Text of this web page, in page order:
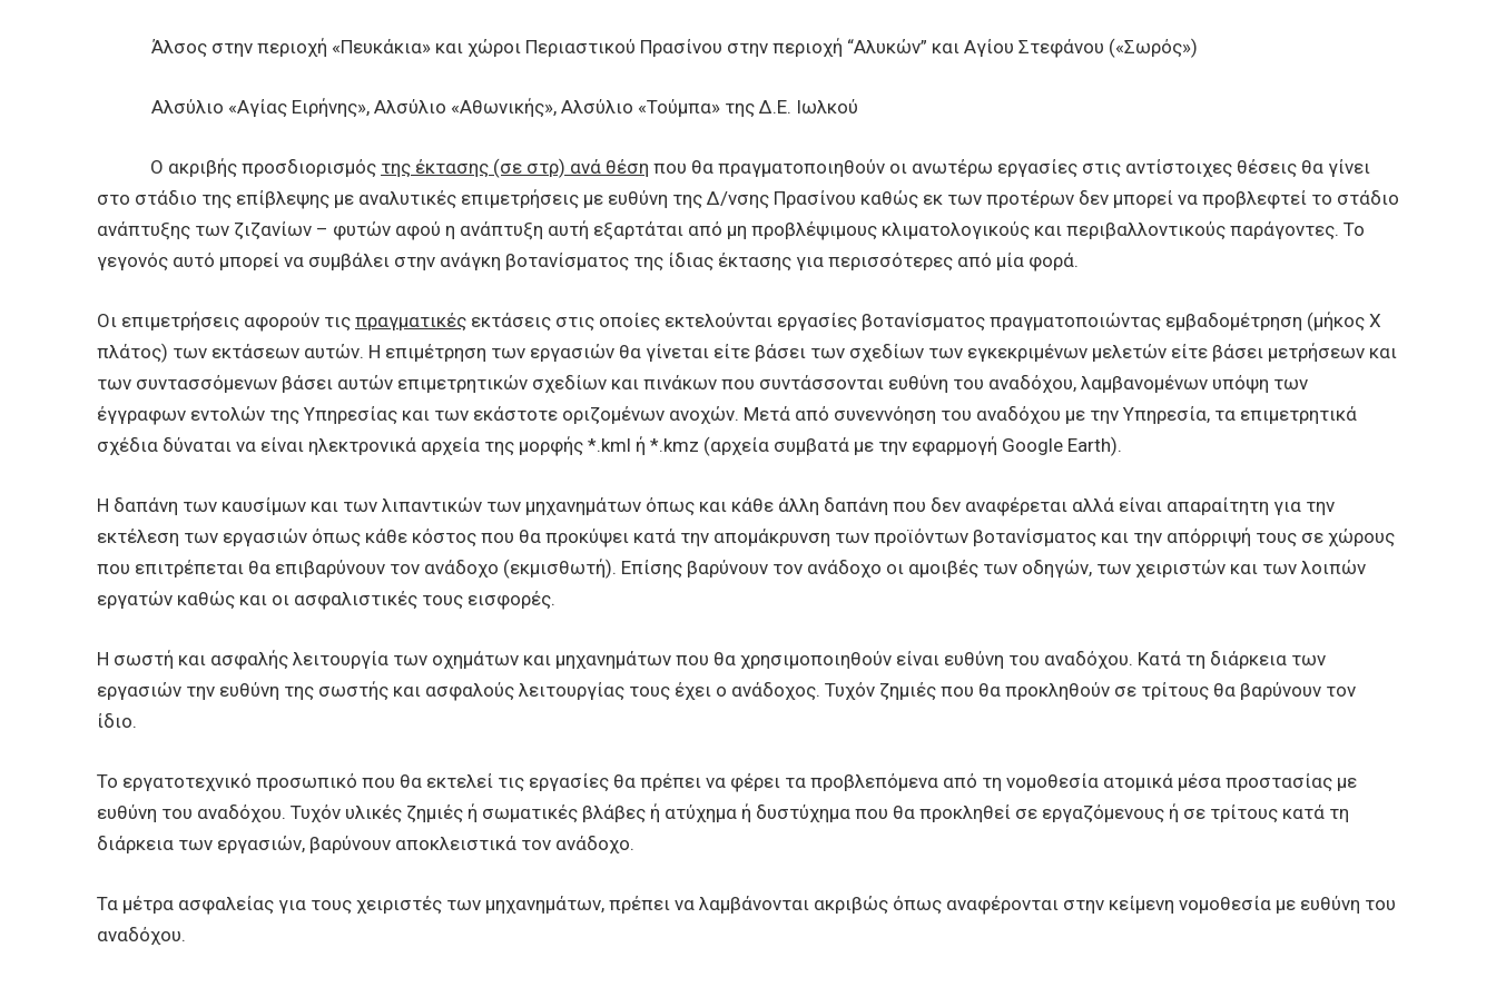
Άλσος στην περιοχή «Πευκάκια» και χώροι Περιαστικού Πρασίνου στην περιοχή “Αλυκών” και Αγίου Στεφάνου («Σωρός»)
Αλσύλιο «Αγίας Ειρήνης», Αλσύλιο «Αθωνικής», Αλσύλιο «Τούμπα» της Δ.Ε. Ιωλκού
Ο ακριβής προσδιορισμός της έκτασης (σε στρ) ανά θέση που θα πραγματοποιηθούν οι ανωτέρω εργασίες στις αντίστοιχες θέσεις θα γίνει
στο στάδιο της επίβλεψης με αναλυτικές επιμετρήσεις με ευθύνη της Δ/νσης Πρασίνου καθώς εκ των προτέρων δεν μπορεί να προβλεφτεί το στάδιο
ανάπτυξης των ζιζανίων – φυτών αφού η ανάπτυξη αυτή εξαρτάται από μη προβλέψιμους κλιματολογικούς και περιβαλλοντικούς παράγοντες. Το
γεγονός αυτό μπορεί να συμβάλει στην ανάγκη βοτανίσματος της ίδιας έκτασης για περισσότερες από μία φορά.
Οι επιμετρήσεις αφορούν τις πραγματικές εκτάσεις στις οποίες εκτελούνται εργασίες βοτανίσματος πραγματοποιώντας εμβαδομέτρηση (μήκος Χ
πλάτος) των εκτάσεων αυτών. Η επιμέτρηση των εργασιών θα γίνεται είτε βάσει των σχεδίων των εγκεκριμένων μελετών είτε βάσει μετρήσεων και
των συντασσόμενων βάσει αυτών επιμετρητικών σχεδίων και πινάκων που συντάσσονται ευθύνη του αναδόχου, λαμβανομένων υπόψη των
έγγραφων εντολών της Υπηρεσίας και των εκάστοτε οριζομένων ανοχών. Μετά από συνεννόηση του αναδόχου με την Υπηρεσία, τα επιμετρητικά
σχέδια δύναται να είναι ηλεκτρονικά αρχεία της μορφής *.kml ή *.kmz (αρχεία συμβατά με την εφαρμογή Google Earth).
Η δαπάνη των καυσίμων και των λιπαντικών των μηχανημάτων όπως και κάθε άλλη δαπάνη που δεν αναφέρεται αλλά είναι απαραίτητη για την
εκτέλεση των εργασιών όπως κάθε κόστος που θα προκύψει κατά την απομάκρυνση των προϊόντων βοτανίσματος και την απόρριψή τους σε χώρους
που επιτρέπεται θα επιβαρύνουν τον ανάδοχο (εκμισθωτή). Επίσης βαρύνουν τον ανάδοχο οι αμοιβές των οδηγών, των χειριστών και των λοιπών
εργατών καθώς και οι ασφαλιστικές τους εισφορές.
Η σωστή και ασφαλής λειτουργία των οχημάτων και μηχανημάτων που θα χρησιμοποιηθούν είναι ευθύνη του αναδόχου. Κατά τη διάρκεια των
εργασιών την ευθύνη της σωστής και ασφαλούς λειτουργίας τους έχει ο ανάδοχος. Τυχόν ζημιές που θα προκληθούν σε τρίτους θα βαρύνουν τον
ίδιο.
Το εργατοτεχνικό προσωπικό που θα εκτελεί τις εργασίες θα πρέπει να φέρει τα προβλεπόμενα από τη νομοθεσία ατομικά μέσα προστασίας με
ευθύνη του αναδόχου. Τυχόν υλικές ζημιές ή σωματικές βλάβες ή ατύχημα ή δυστύχημα που θα προκληθεί σε εργαζόμενους ή σε τρίτους κατά τη
διάρκεια των εργασιών, βαρύνουν αποκλειστικά τον ανάδοχο.
Τα μέτρα ασφαλείας για τους χειριστές των μηχανημάτων, πρέπει να λαμβάνονται ακριβώς όπως αναφέρονται στην κείμενη νομοθεσία με ευθύνη του
αναδόχου.